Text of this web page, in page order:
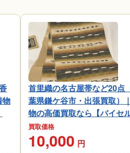
物
首里織の名古屋帯など20点
葉県鎌ケ谷市・出張買取）
物の高価買取なら【バイセル
買取価格
10,000 円